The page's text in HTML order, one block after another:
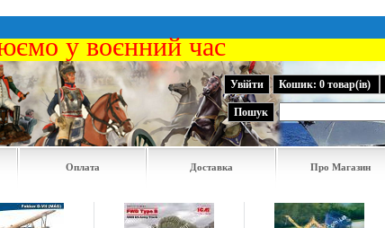
у воєнний час
Увійти Кошик: 0 товар(ів)
Пошук
Оплата Доставка Про Магазин